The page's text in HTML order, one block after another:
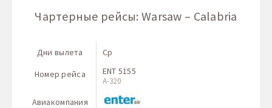
Чартерные рейсы: Warsaw – Calabria
Дни вылета
Номер рейса
Авиакомпания
Ср
ENT 5155
A-320